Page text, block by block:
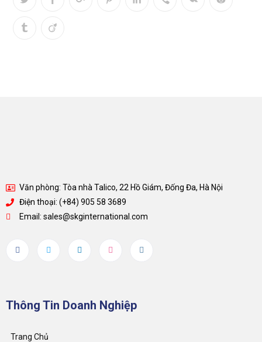
Văn phòng: Tòa nhà Talico, 22 Hồ Giám, Đống Đa, Hà Nội
Điện thoại: (+84) 905 58 3689
Email: sales@skginternational.com
Thông Tin Doanh Nghiệp
Trang Chủ